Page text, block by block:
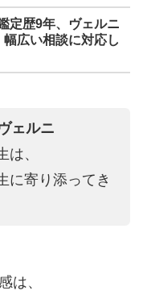
定歴9年、ヴェルニ
広い相談に対応し
ェルニ
、
に寄り添ってき
は、